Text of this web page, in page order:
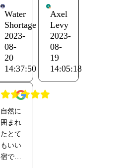
す。
YouTube
をご覧
くださ
い
のイメ
ージが
180度変
わるく
らい素
敵な空
間でし
た。
けの居
間の上
には屋
根裏部
屋のよ
心地が
良く、
他の旅
行者と
話すの
に最適
な場所
です。
トハウ
スで
す。古
い感じ
があり
つつも
レで、
清潔感
があ
り、基
本的な
設備は
整って
Water
Shortage
2023-
08-
20
14:37:50
とても
きれい
で（ほ
ぼ新
品）、
必要な
すべて
揃って
Axel
Levy
2023-
08-
19
14:05:18
自然に
囲まれ
たとて
もいい
宿でし